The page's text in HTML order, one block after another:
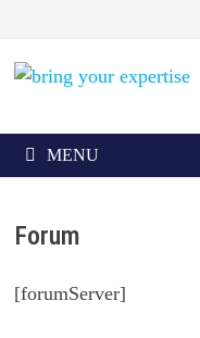
content
MENU
Forum
[forumServer]